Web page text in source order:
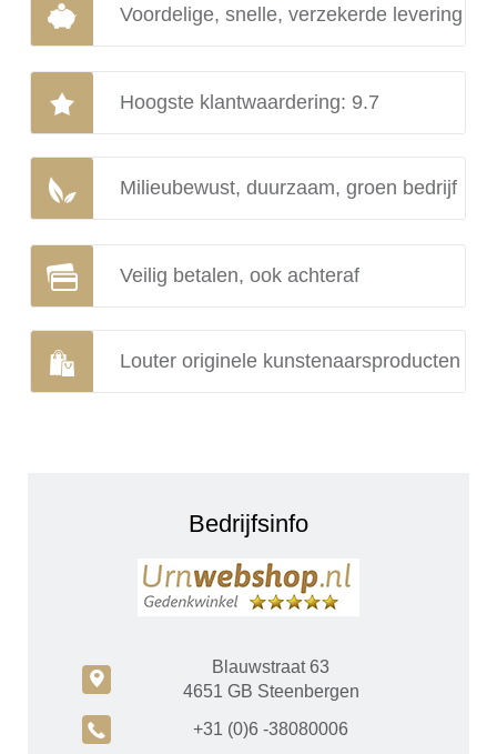
Voordelige, snelle, verzekerde levering
Hoogste klantwaardering: 9.7
Milieubewust, duurzaam, groen bedrijf
Veilig betalen, ook achteraf
Louter originele kunstenaarsproducten
Bedrijfsinfo
c
Blauwstraat 63
4651 GB Steenbergen
A +31 (0)6 -38080006